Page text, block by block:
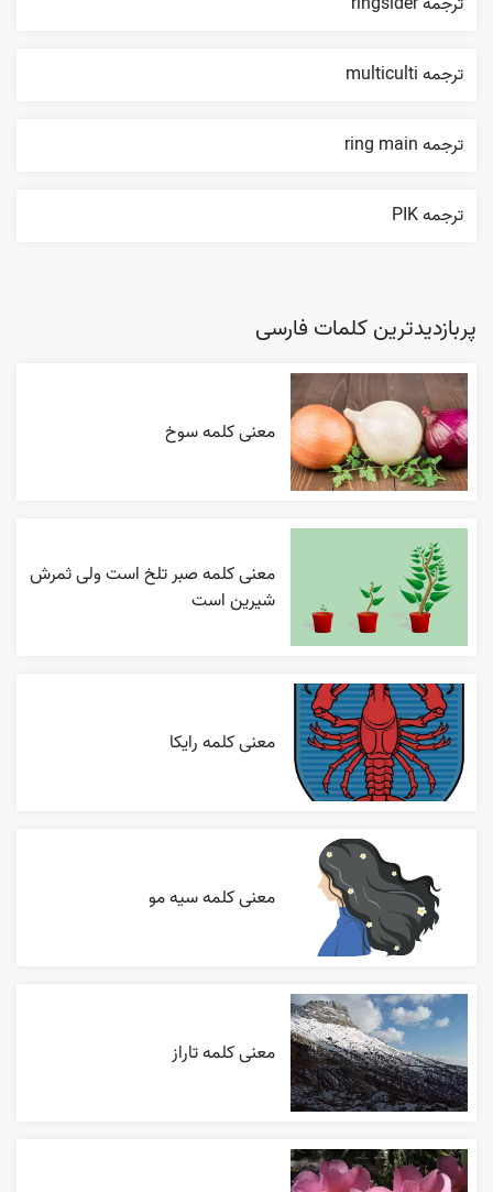
ترجمه multiculti
ترجمه ring main
ترجمه PIK
پربازدیدترین کلمات فارسی
معنی کلمه سوخ
معنی کلمه صبر تلخ است ولی ثمرش
شیرین است
معنی کلمه رایکا
معنی کلمه سیه مو
معنی کلمه تاراز